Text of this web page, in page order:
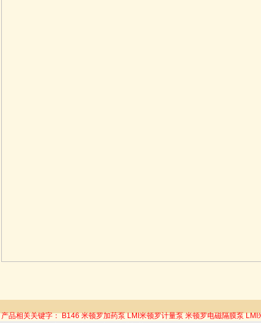
产品相关关键字：B146 米顿罗加药泵 LMI米顿罗计量泵 米顿罗电磁隔膜泵 LMI